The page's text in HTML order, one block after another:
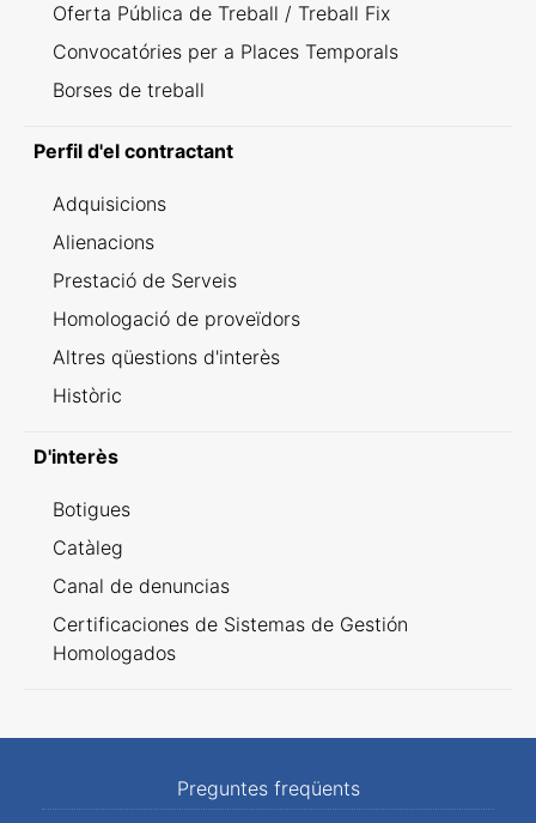
Oferta Pública de Treball / Treball Fix
Convocatóries per a Places Temporals
Borses de treball
Perfil d'el contractant
Adquisicions
Alienacions
Prestació de Serveis
Homologació de proveïdors
Altres qüestions d'interès
Històric
D'interès
Botigues
Catàleg
Canal de denuncias
Certificaciones de Sistemas de Gestión
Homologados
Preguntes freqüents